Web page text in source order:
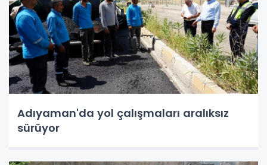
Adıyaman'da yol çalışmaları aralıksız
sürüyor